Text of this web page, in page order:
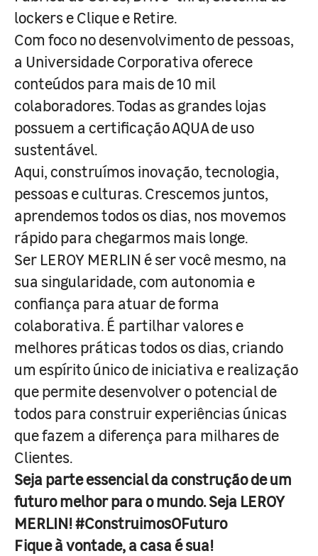
lockers e Clique e Retire.
Com foco no desenvolvimento de pessoas,
a Universidade Corporativa oferece
conteúdos para mais de 10 mil
colaboradores. Todas as grandes lojas
possuem a certificação AQUA de uso
sustentável.
Aqui, construímos inovação, tecnologia,
pessoas e culturas. Crescemos juntos,
aprendemos todos os dias, nos movemos
rápido para chegarmos mais longe.
Ser LEROY MERLIN é ser você mesmo, na
sua singularidade, com autonomia e
confiança para atuar de forma
colaborativa. É partilhar valores e
melhores práticas todos os dias, criando
um espírito único de iniciativa e realização
que permite desenvolver o potencial de
todos para construir experiências únicas
que fazem a diferença para milhares de
Clientes.
Seja parte essencial da construção de um
futuro melhor para o mundo. Seja LEROY
MERLIN! #ConstruimosOFuturo
Fique à vontade, a casa é sua!